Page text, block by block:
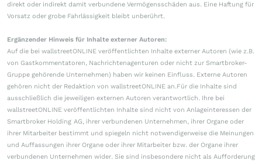
direkt oder indirekt damit verbundene Vermögensschäden aus. Eine Haftung für
Vorsatz oder grobe Fahrlässigkeit bleibt unberührt.
Ergänzender Hinweis für Inhalte externer Autoren:
Auf die bei wallstreetONLINE veröffentlichten Inhalte externer Autoren (wie z.B.
von Gastkommentatoren, Nachrichtenagenturen oder nicht zur Smartbroker-
Gruppe gehörende Unternehmen) haben wir keinen Einfluss. Externe Autoren
gehören nicht der Redaktion von wallstreetONLINE an.Für die Inhalte sind
ausschließlich die jeweiligen externen Autoren verantwortlich. Ihre bei
wallstreetONLINE veröffentlichten Inhalte sind nicht von Anlageinteressen der
Smartbroker Holding AG, ihrer verbundenen Unternehmen, ihrer Organe oder
ihrer Mitarbeiter bestimmt und spiegeln nicht notwendigerweise die Meinungen
und Auffassungen ihrer Organe oder ihrer Mitarbeiter bzw. der Organe ihrer
verbundenen Unternehmen wider. Sie sind insbesondere nicht als Aufforderung